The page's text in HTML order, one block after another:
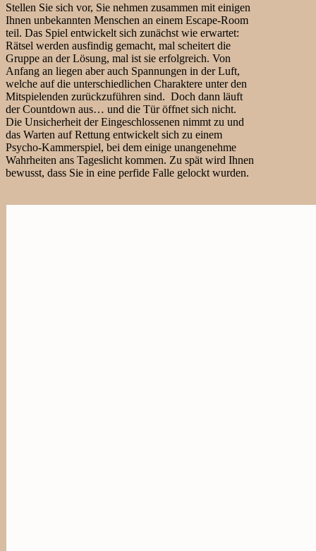
Stellen Sie sich vor, Sie nehmen zusammen mit einigen
Ihnen unbekannten Menschen an einem Escape-Room
teil. Das Spiel entwickelt sich zunächst wie erwartet:
Rätsel werden ausfindig gemacht, mal scheitert die
Gruppe an der Lösung, mal ist sie erfolgreich. Von
Anfang an liegen aber auch Spannungen in der Luft,
welche auf die unterschiedlichen Charaktere unter den
Mitspielenden zurückzuführen sind. Doch dann läuft
der Countdown aus… und die Tür öffnet sich nicht.
Die Unsicherheit der Eingeschlossenen nimmt zu und
das Warten auf Rettung entwickelt sich zu einem
Psycho-Kammerspiel, bei dem einige unangenehme
Wahrheiten ans Tageslicht kommen. Zu spät wird Ihnen
bewusst, dass Sie in eine perfide Falle gelockt wurden.